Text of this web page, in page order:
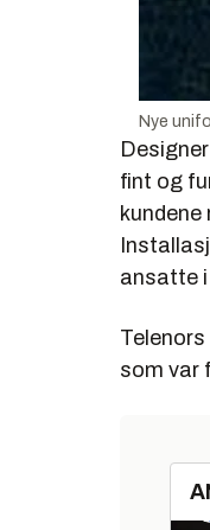
Nye
Designer
fint og
ansatte
som var